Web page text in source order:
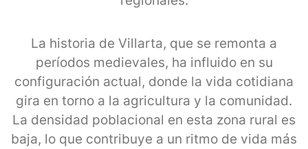
La historia de Villarta, que se remonta a
períodos medievales, ha influido en su
configuración actual, donde la vida cotidiana
gira en torno a la agricultura y la comunidad.
La densidad poblacional en esta zona rural es
baja, lo que contribuye a un ritmo de vida más